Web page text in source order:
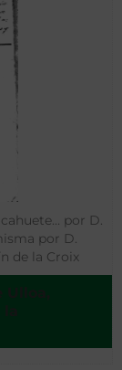
por D.
por D.
de la Croix